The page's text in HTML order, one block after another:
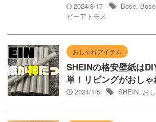
2024/8/17 Bose,
ビーアトモス
おしゃれアイテム
SHEINの格安壁紙は
単！リビングがおしゃ
2024/1/5 SHEIN, お